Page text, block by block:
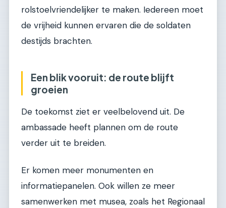
rolstoelvriendelijker te maken. Iedereen moet
de vrijheid kunnen ervaren die de soldaten
destijds brachten.
Een blik vooruit: de route blijft
groeien
De toekomst ziet er veelbelovend uit. De
ambassade heeft plannen om de route
verder uit te breiden.
Er komen meer monumenten en
informatiepanelen. Ook willen ze meer
samenwerken met musea, zoals het Regionaal